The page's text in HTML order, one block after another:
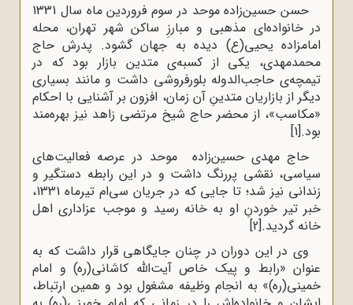
حسن حسین‌زاده موحد در سوم فروردین ماه سال 1331
در خانواده‌‌ای مذهبی و مبارزِ ساکن شهر تهران، محله
امامزاده یحیی(ع) دیده به جهان گشود. پدرش حاج
محمدمهدی، یکی از کسبه‌ی متدین بازار بود که در
تیمچه‌ی حاجب‌الدوله بلورفروشی داشت و مانند بسیاری
دیگر از بازاریان متدینِ آن زمان، افزون بر آشنایی با احکام
«مکاسب»، از محضر حاج شیخ مرتضی زاهد نیز بهره‌مند
بود.[1]
حاج مهدی حسین‌زاده موحد در عرصه فعالیت‌های
سیاسی، نقشی پررنگ داشت و در این رابطه دستگیر و
زندانی نیز شد؛ تا جایی که در جریان سی‌ام تیرماه 1331،
خبر تیر خوردنِ او به خانه رسید و موجب عزاداری اهل
خانه گردید.[2]
وی در این دوران در چنان جایگاهی قرار داشت که به
عنوان «رابط و پیک خاص آیت‌الله کاشانی(ره) و امام
خمینی(ره)» به انجام وظیفه مشغول بود و همین ارتباط،